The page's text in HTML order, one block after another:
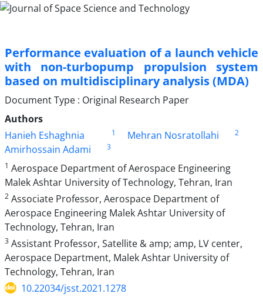
Performance evaluation of a launch vehicle
with non-turbopump propulsion system
based on multidisciplinary analysis (MDA)
Document Type : Original Research Paper
Authors
Hanieh Eshaghnia
1 Mehran Nosratollahi 2
Amirhossain Adami
3
1 Aerospace Department of Aerospace Engineering
Malek Ashtar University of Technology, Tehran, Iran
2 Associate Professor, Aerospace Department of
Aerospace Engineering Malek Ashtar University of
Technology, Tehran, Iran
3 Assistant Professor, Satellite & amp; amp, LV center,
Aerospace Department, Malek Ashtar University of
Technology, Tehran, Iran
10.22034/jsst.2021.1278